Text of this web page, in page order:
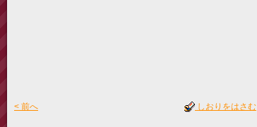
< 前へ しおりをはさむ